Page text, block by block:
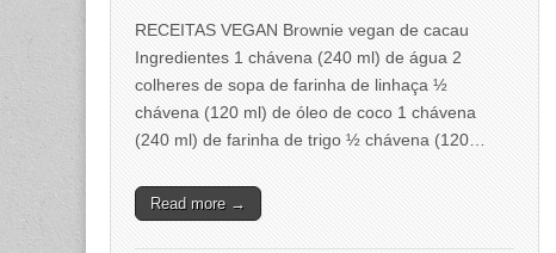
RECEITAS VEGAN Brownie vegan de cacau
Ingredientes 1 chávena (240 ml) de água 2
colheres de sopa de farinha de linhaça ½
chávena (120 ml) de óleo de coco 1 chávena
(240 ml) de farinha de trigo ½ chávena (120…
Read more →